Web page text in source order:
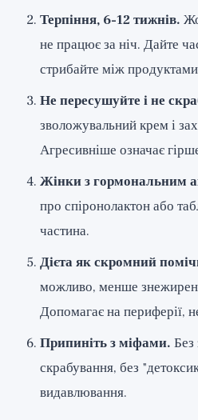
Терпіння, 6-12 тижнів.
не працює за ніч. Дайте
стрибайте між
Не пересушуйте і не
зволожувальний крем і
Агресивніше означає
Жінки з гормональним
про спіронолактон або
частина.
Дієта як скромний
можливо, менше
Допомагає на периферії,
Припиніть з міфами. Без
скрабування, без
видавлювання.